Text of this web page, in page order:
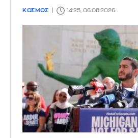
ΚΟΣΜΟΣ 14:25, 06.08.2026